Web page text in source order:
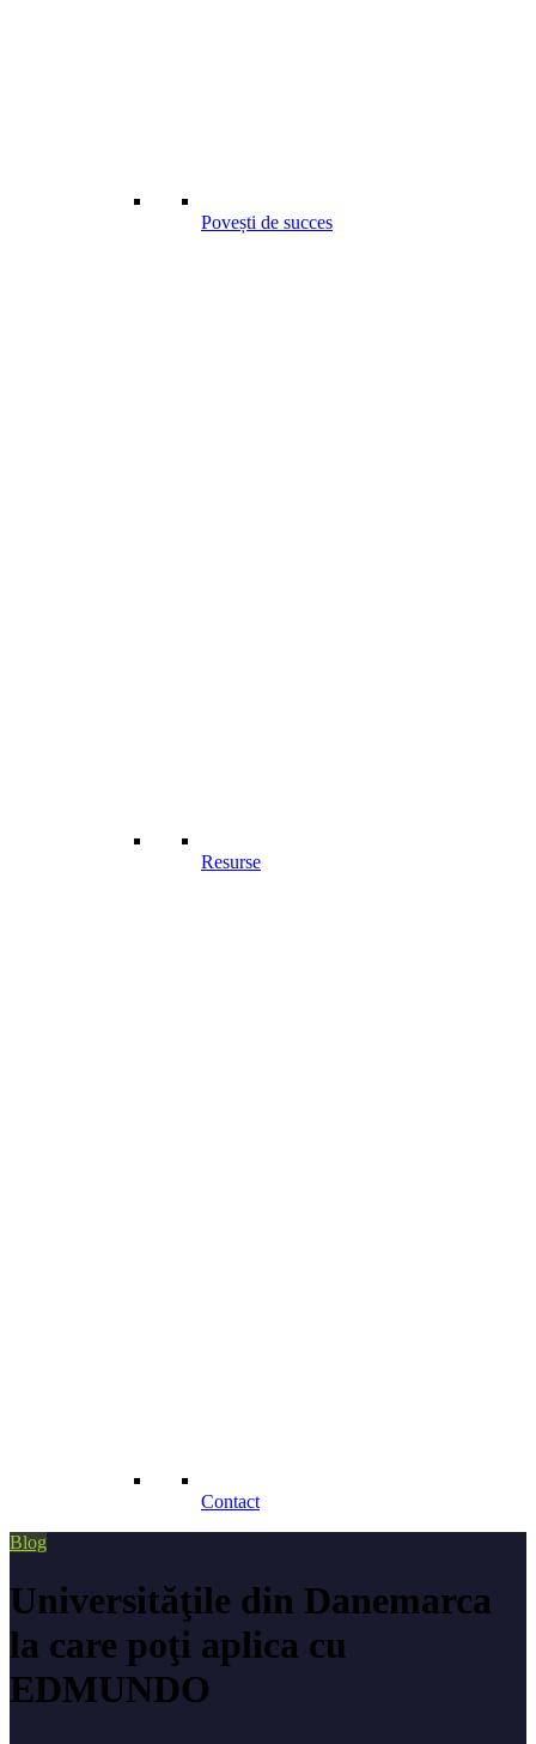
Povești de succes
Resurse
Contact
Blog
Universităţile din Danemarca
la care poţi aplica cu
EDMUNDO